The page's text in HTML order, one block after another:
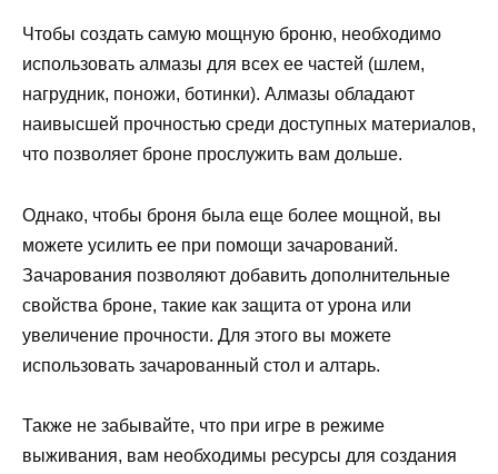
Чтобы создать самую мощную броню, необходимо
использовать алмазы для всех ее частей (шлем,
нагрудник, поножи, ботинки). Алмазы обладают
наивысшей прочностью среди доступных материалов,
что позволяет броне прослужить вам дольше.
Однако, чтобы броня была еще более мощной, вы
можете усилить ее при помощи зачарований.
Зачарования позволяют добавить дополнительные
свойства броне, такие как защита от урона или
увеличение прочности. Для этого вы можете
использовать зачарованный стол и алтарь.
Также не забывайте, что при игре в режиме
выживания, вам необходимы ресурсы для создания